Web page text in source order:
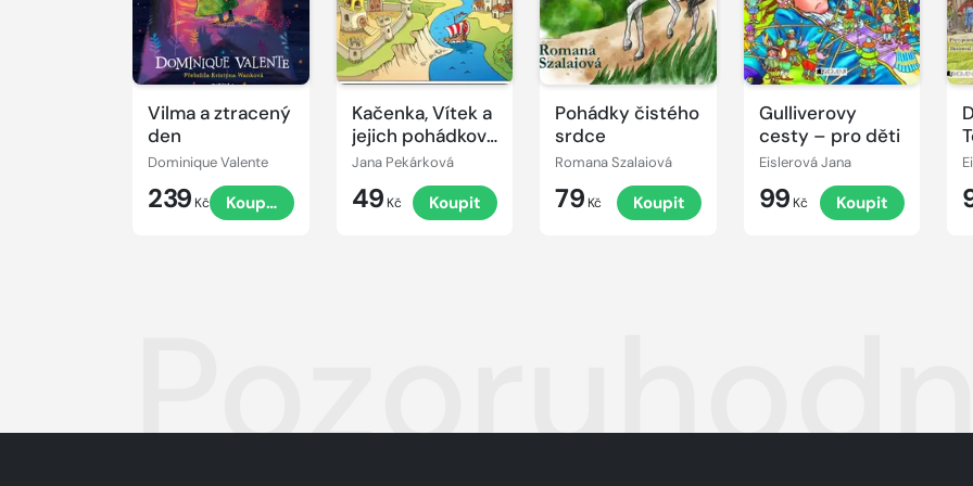
Vilma a ztracený
den
Dominique Valente
239 Kč Koupit
Kačenka, Vítek a
jejich pohádkové
dobrodružství
Jana Pekárková
49 Kč Koupit
Pohádky čistého
srdce
Romana Szalaiová
79 Kč Koupit
Gulliverovy
cesty – pro děti
Eislerová Jana
99 Kč Koupit